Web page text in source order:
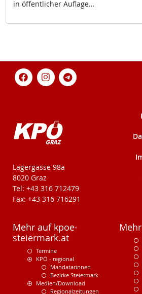
in öf­f­ent­li­cher Aufla­ge…
KPÖ-Steiermark
Lagergasse 98a
8020 Graz
Tel: +43 316 712479
Fax: +43 316 716291
Mehr auf kpoe-
steiermark.at
Termine
KPÖ - regional
Mandatarinnen
Bezirke Steiermark
Medien/Download
Regionalzeitungen